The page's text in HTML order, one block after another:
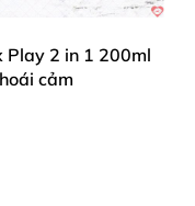
Play 2 in 1 200ml
cảm